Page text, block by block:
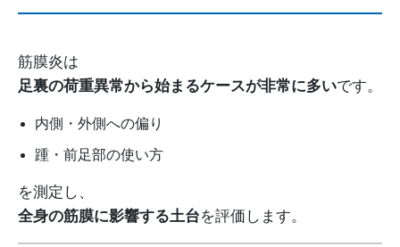
筋膜炎は
足裏の荷重異常から始まるケースが非常に多いです。
内側・外側への偏り
踵・前足部の使い方
を測定し、
全身の筋膜に影響する土台を評価します。